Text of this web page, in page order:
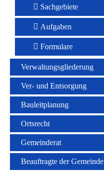
Sachgebiete
Aufgaben
Formulare
Verwaltungsgliederung
Ver- und Entsorgung
Bauleitplanung
Ortsrecht
Gemeinderat
Beauftragte der Gemeinde